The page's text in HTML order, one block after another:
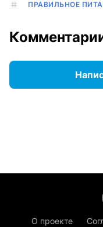
ПРАВИЛЬНОЕ
О проекте